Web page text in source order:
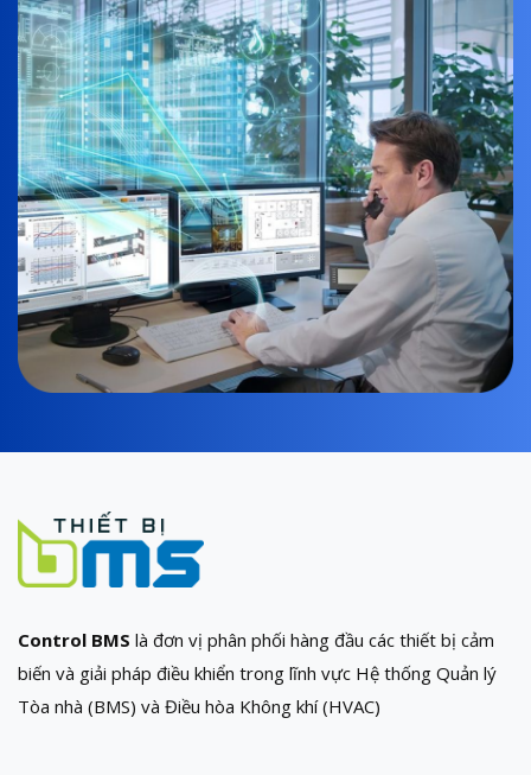
Control BMS là đơn vị phân phối hàng đầu các thiết bị cảm
biến và giải pháp điều khiển trong lĩnh vực Hệ thống Quản lý
Tòa nhà (BMS) và Điều hòa Không khí (HVAC)